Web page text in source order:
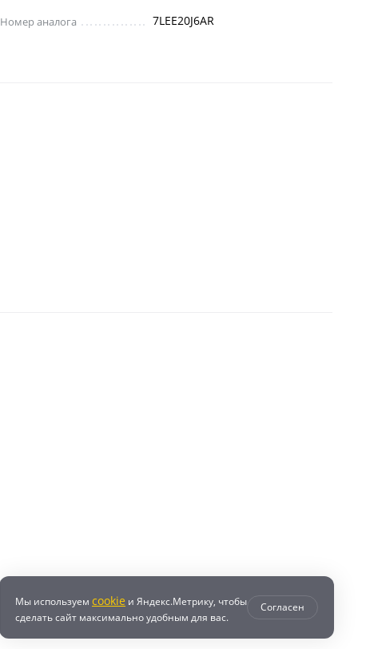
Номер аналога 7LEE20J6AR
Мы используем cookie и Яндекс.Метрику, чтобы
сделать сайт максимально удобным для вас.
Согласен